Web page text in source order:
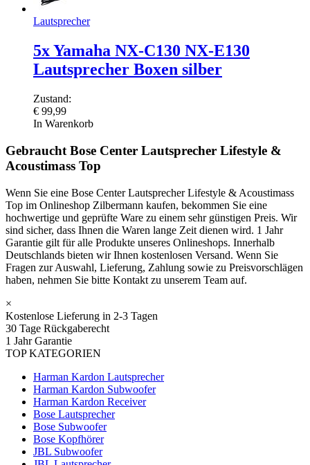
Lautsprecher
5x Yamaha NX-C130 NX-E130
Lautsprecher Boxen silber
Zustand:
€ 99,99
In Warenkorb
Gebraucht Bose Center Lautsprecher Lifestyle &
Acoustimass Top
Wenn Sie eine Bose Center Lautsprecher Lifestyle & Acoustimass
Top im Onlineshop Zilbermann kaufen, bekommen Sie eine
hochwertige und geprüfte Ware zu einem sehr günstigen Preis. Wir
sind sicher, dass Ihnen die Waren lange Zeit dienen wird. 1 Jahr
Garantie gilt für alle Produkte unseres Onlineshops. Innerhalb
Deutschlands bieten wir Ihnen kostenlosen Versand. Wenn Sie
Fragen zur Auswahl, Lieferung, Zahlung sowie zu Preisvorschlägen
haben, nehmen Sie bitte Kontakt zu unserem Team auf.
×
Kostenlose Lieferung in 2-3 Tagen
30 Tage Rückgaberecht
1 Jahr Garantie
TOP KATEGORIEN
Harman Kardon Lautsprecher
Harman Kardon Subwoofer
Harman Kardon Receiver
Bose Lautsprecher
Bose Subwoofer
Bose Kopfhörer
JBL Subwoofer